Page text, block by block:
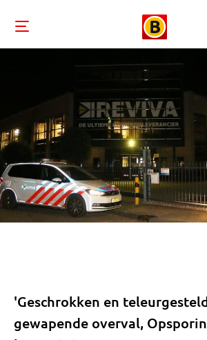
'Geschrokken en
gewapende overval,